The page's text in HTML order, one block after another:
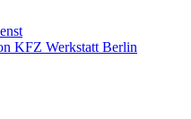
KFZ Werkstatt Berlin